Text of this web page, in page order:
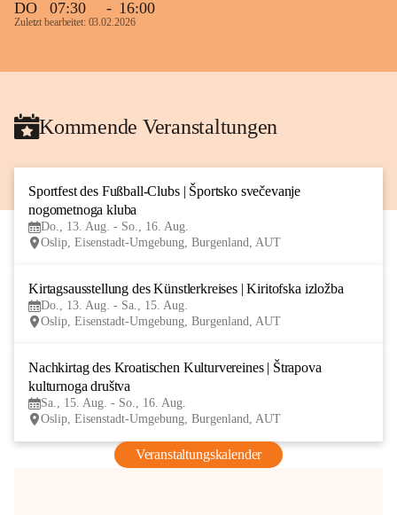
DO
07:30 - 16:00
Zuletzt bearbeitet: 03.02.2026
Kommende Veranstaltungen
Sportfest des Fußball-Clubs | Športsko svečevanje
nogometnoga kluba
Do., 13. Aug. - So., 16. Aug.
Oslip, Eisenstadt-Umgebung, Burgenland, AUT
Kirtagsausstellung des Künstlerkreises | Kiritofska izložba
Do., 13. Aug. - Sa., 15. Aug.
Oslip, Eisenstadt-Umgebung, Burgenland, AUT
Nachkirtag des Kroatischen Kulturvereines | Štrapova
kulturnoga društva
Sa., 15. Aug. - So., 16. Aug.
Oslip, Eisenstadt-Umgebung, Burgenland, AUT
Veranstaltungskalender